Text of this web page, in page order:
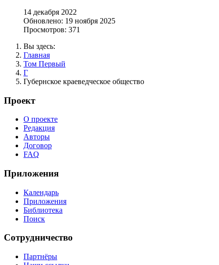
14 декабря 2022
Обновлено: 19 ноября 2025
Просмотров: 371
Вы здесь:
Главная
Том Первый
Г
Губернское краеведческое общество
Проект
О проекте
Редакция
Авторы
Договор
FAQ
Приложения
Календарь
Приложения
Библиотека
Поиск
Сотрудничество
Партнёры